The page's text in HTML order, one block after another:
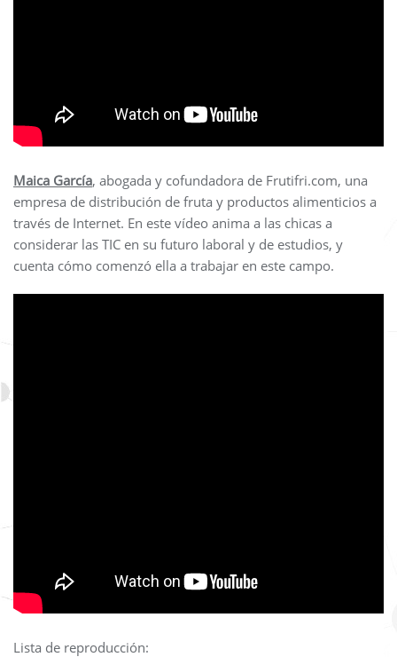
Maica García, abogada y cofundadora de Frutifri.com, una
empresa de distribución de fruta y productos alimenticios a
través de Internet. En este vídeo anima a las chicas a
considerar las TIC en su futuro laboral y de estudios, y
cuenta cómo comenzó ella a trabajar en este campo.
Lista de reproducción: